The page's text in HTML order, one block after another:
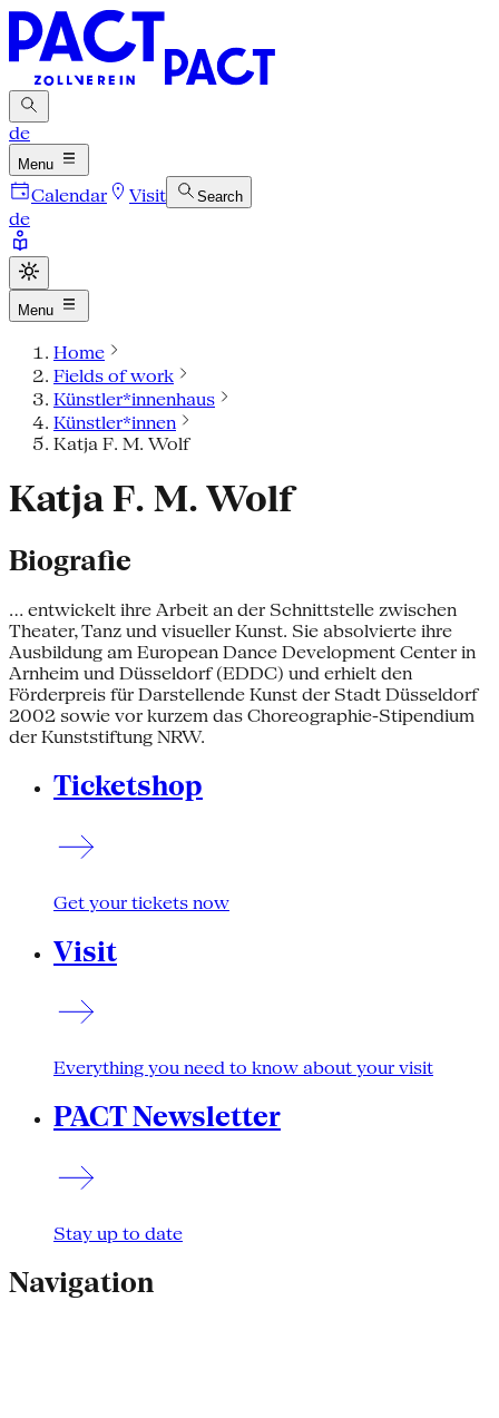
de
Menu
Calendar Visit Search
de
Menu
Home
Fields of work
Künstler*innenhaus
Künstler*innen
Katja F. M. Wolf
Katja F. M. Wolf
Biografie
... entwickelt ihre Arbeit an der Schnittstelle zwischen
Theater, Tanz und visueller Kunst. Sie absolvierte ihre
Ausbildung am European Dance Development Center in
Arnheim und Düsseldorf (EDDC) und erhielt den
Förderpreis für Darstellende Kunst der Stadt Düsseldorf
2002 sowie vor kurzem das Choreographie-Stipendium
der Kunststiftung NRW.
Ticketshop
Get your tickets now
Visit
Everything you need to know about your visit
PACT Newsletter
Stay up to date
Navigation